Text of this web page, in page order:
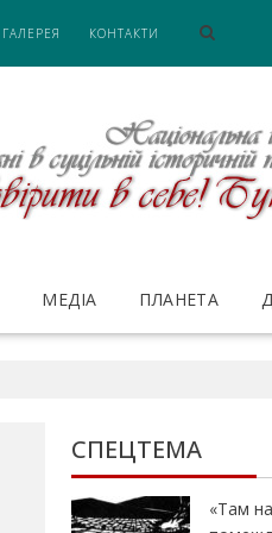
ГАЛЕРЕЯ КОНТАКТИ
МЕДІА ПЛАНЕТА
СПЕЦТЕМА
«Там